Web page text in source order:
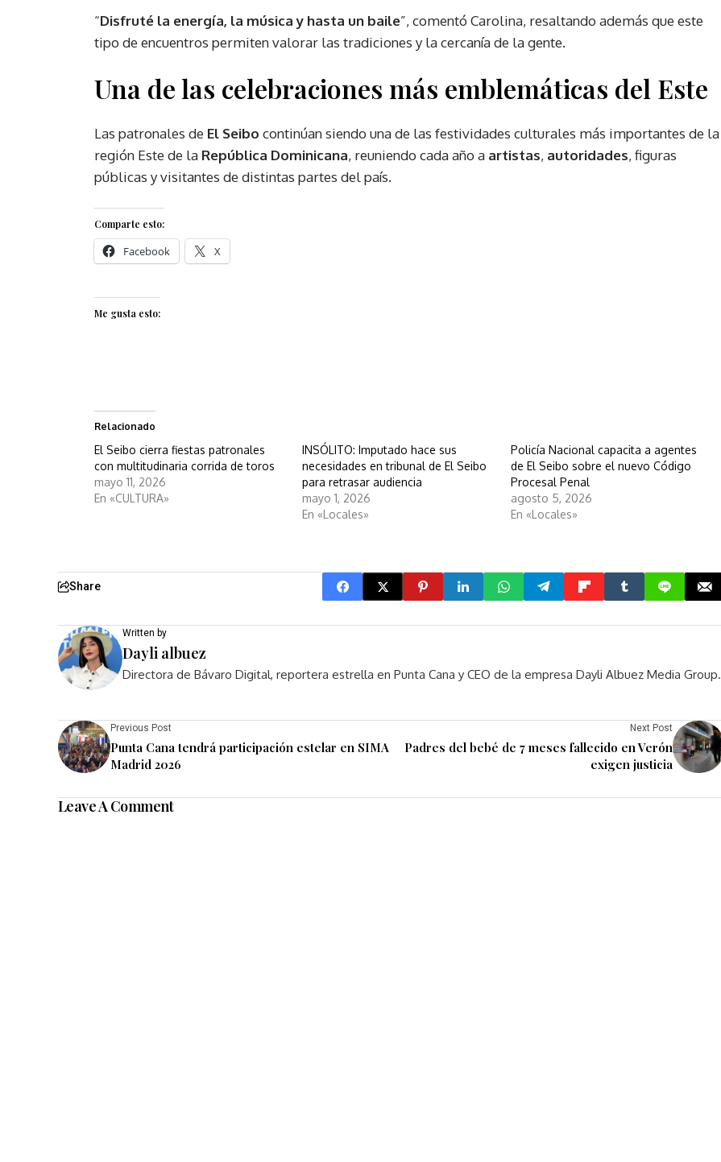
“Disfruté la energía, la música y hasta un baile”, comentó Carolina, resaltando además que este
tipo de encuentros permiten valorar las tradiciones y la cercanía de la gente.
Una de las celebraciones más emblemáticas del Este
Las patronales de El Seibo continúan siendo una de las festividades culturales más importantes de la
región Este de la República Dominicana, reuniendo cada año a artistas, autoridades, figuras
públicas y visitantes de distintas partes del país.
Comparte esto:
Facebook X
Me gusta esto:
Relacionado
El Seibo cierra fiestas patronales
con multitudinaria corrida de toros
mayo 11, 2026
En «CULTURA»
INSÓLITO: Imputado hace sus
necesidades en tribunal de El Seibo
para retrasar audiencia
mayo 1, 2026
En «Locales»
Policía Nacional capacita a agentes
de El Seibo sobre el nuevo Código
Procesal Penal
agosto 5, 2026
En «Locales»
Share
Written by
Dayli albuez
Directora de Bávaro Digital, reportera estrella en Punta Cana y CEO de la empresa Dayli Albuez Media Group.
Previous Post
Punta Cana tendrá participación estelar en SIMA
Madrid 2026
Next Post
Padres del bebé de 7 meses fallecido en Verón
exigen justicia
Leave A Comment